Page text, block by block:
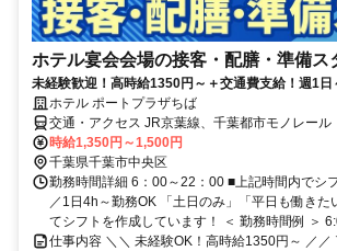
ホテル宴会会場の接客・配膳・準備ス
未経験歓迎！高時給1350円～＋交通費支給！週1
ホテル ポートプラザちば
交通・アクセス JR京葉線、千葉都市モノレール
り徒歩1分
時給1,350円～1,500円
千葉県千葉市中央区
勤務時間詳細 6：00～22：00 ■上記時間内でシ
／1日4h～勤務OK 「土日のみ」「平日も働きた
てシフトを作成しています！ ＜ 勤務時間例 ＞
仕事内容 ＼＼ 未経験OK！高時給1350円～ ／／